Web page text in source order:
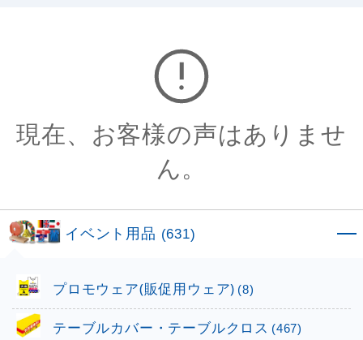
現在、お客様の声はありませ
ん。
イベント用品 (631)
プロモウェア(販促用ウェア) (8)
テーブルカバー・テーブルクロス (467)